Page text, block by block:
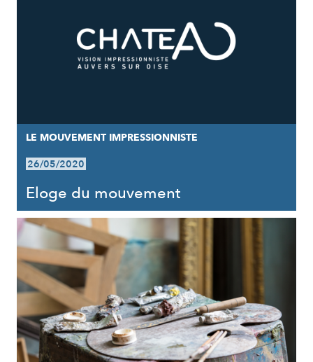
LE MOUVEMENT IMPRESSIONNISTE
26/05/2020
Eloge du mouvement